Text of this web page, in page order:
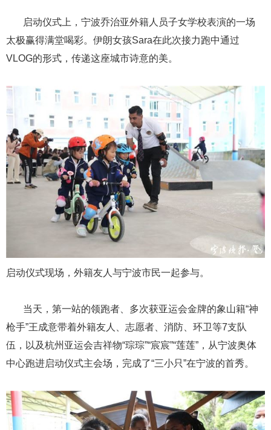
启动仪式上，宁波乔治亚外籍人员子女学校表演的一场
太极赢得满堂喝彩。伊朗女孩Sara在此次接力跑中通过
VLOG的形式，传递这座城市诗意的美。
启动仪式现场，外籍友人与宁波市民一起参与。
当天，第一站的领跑者、多次获亚运会金牌的象山籍“神
枪手”王成意带着外籍友人、志愿者、消防、环卫等7支队
伍，以及杭州亚运会吉祥物“琮琮”“宸宸”“莲莲”，从宁波奥体
中心跑进启动仪式主会场，完成了“三小只”在宁波的首秀。